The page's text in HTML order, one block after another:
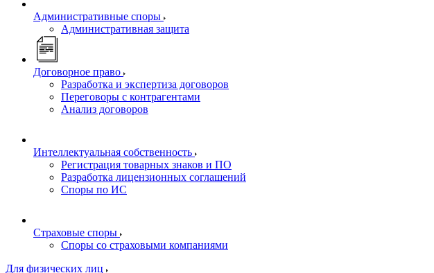
Административные споры
Административная защита
Договорное право
Разработка и экспертиза договоров
Переговоры с контрагентами
Анализ договоров
Интеллектуальная собственность
Регистрация товарных знаков и ПО
Разработка лицензионных соглашений
Споры по ИС
Страховые споры
Споры со страховыми компаниями
Для физических лиц